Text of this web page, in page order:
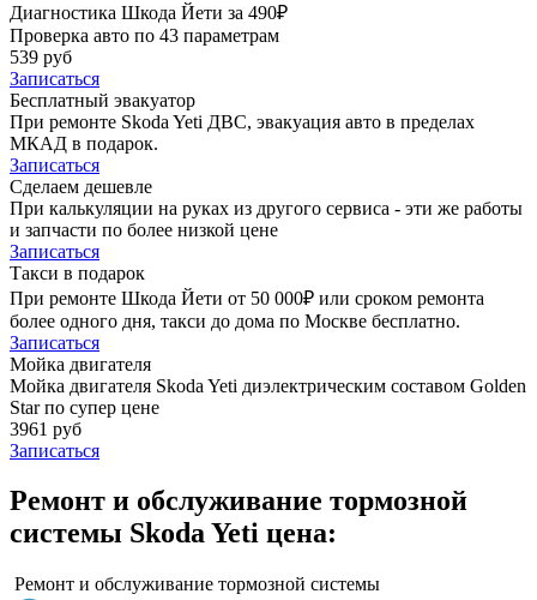
Диагностика Шкода Йети за 490₽
Проверка авто по 43 параметрам
539 руб
Записаться
Бесплатный эвакуатор
При ремонте Skoda Yeti ДВС, эвакуация авто в пределах
МКАД в подарок.
Записаться
Сделаем дешевле
При калькуляции на руках из другого сервиса - эти же работы
и запчасти по более низкой цене
Записаться
Такси в подарок
При ремонте Шкода Йети от 50 000₽ или сроком ремонта
более одного дня, такси до дома по Москве бесплатно.
Записаться
Мойка двигателя
Мойка двигателя Skoda Yeti диэлектрическим составом Golden
Star по супер цене
3961 руб
Записаться
Ремонт и обслуживание тормозной
системы Skoda Yeti цена:
Ремонт и обслуживание тормозной системы